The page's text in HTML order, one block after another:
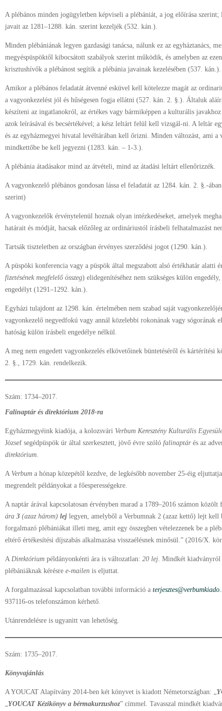
A plébános minden jogügyletben képviseli a plébániát, a jog előírása
javait az 1281–1288. kán. szerint kezeljék (532. kán.).
Minden plébániának legyen gazdasági tanácsa, nálunk ez az egyháztanács,
megyéspüspöktől kibocsátott szabályok szerint működik, és amelyben az
krisztushívők a plébánost segítik a plébánia javainak kezelésében (537. kán.).
Amikor a plébános feladatát átvenné esküvel kell kötelezze magát az
a vagyonkezelést jól és hűségesen fogja ellátni (527. kán. 2. §.). Általuk
készíteni az ingatlanokról, az értékes vagy bármiképpen a kulturális
azok leírásával és becsértékével; a kész leltárt felül kell vizsgál-ni. A leltár
és az egyházmegyei hivatal levéltárában kell őrizni. Minden változást, ami a
mindkettőbe be kell jegyezni (1283. kán. – 1-3.).
A plébánia átadásakor mind az átvételi, mind az átadási leltárt ellenőrizzék.
A vagyonkezelő plébános gondosan lássa el feladatát az 1284. kán. 2. §.-
szerint)
A vagyonkezelők érvénytelenül hoznak olyan intézkedéseket, amelyek
határait és módját, hacsak előzőleg az ordináriustól írásbeli felhatalmazást
Tartsák tiszteletben az országban érvényes szerződési jogot (1290. kán.).
A püspöki konferencia vagy a püspök által megszabott alsó értékhatár alatti
fizetésének megfelelő összeg) elidegenítéséhez nem szükséges külön
engedélyt (1291–1292. kán.).
Egyházi tulajdont az 1298. kán. értelmében nem szabad saját
vagyonkezelő negyedfokú vagy annál közelebbi rokonának vagy sógorának
hatóság külön írásbeli engedélye nélkül.
A meg nem engedett vagyonkezelés elkövetőinek büntetéséről és kártérítési
2. §., 1729. kán. rendelkezik.
Szám: 1734–2017.
Falinaptár és direktórium 2018-ra
Egyházmegyéink kiadója, a kolozsvári Verbum Keresztény Kulturális
József segédpüspök úr által szerkesztett, jövő évre szóló falinaptár és az
direktórium.
A Verbum a hónap közepétől kezdve, de legkésőbb november 25-éig
megrendelt példányokat a főesperességekre.
A naptár árával kapcsolatosan érvényben marad a 1789–2016 számon közölt
ára 3 (azaz három) lej legyen, amelyből a Verbumnak 2 (azaz kettő) lejt
forgalmazó plébániákat illeti meg, amit egy összegben vételezzenek be a
eltérő értékesítési díjszabás alkalmazása visszaélésnek minősül.” (2016/X.
A Direktórium példányonkénti ára is változatlan: 20 lej. Mindkét kiadványról
plébániáknak kérésre e-mailen is eljuttat.
A forgalmazással kapcsolatban további információ a
937116-os telefonszámon kérhető.
Utánrendelésre is ugyanitt van lehetőség.
Szám: 1735–2017.
Könyvajánlás
A YOUCAT Alapítvány 2014-ben két könyvet is kiadott Németországban: „
„YOUCAT Kézikönyv a bérmakurzushoz” címmel. Tavasszal mindkét